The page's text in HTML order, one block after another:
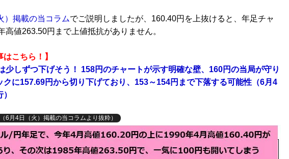
）掲載の当コラムでご説明しましたが、160.40円を上抜けると、年足チャ
高値263.50円まで上値抵抗がありません。
こちら！】
少しずつ下げそう！ 158円のチャートが示す明確な壁、160円の当局が守り
クに157.69円から切り下げており、153～154円まで下落する可能性（6月4
6月4日（火）掲載の当コラムより抜粋）